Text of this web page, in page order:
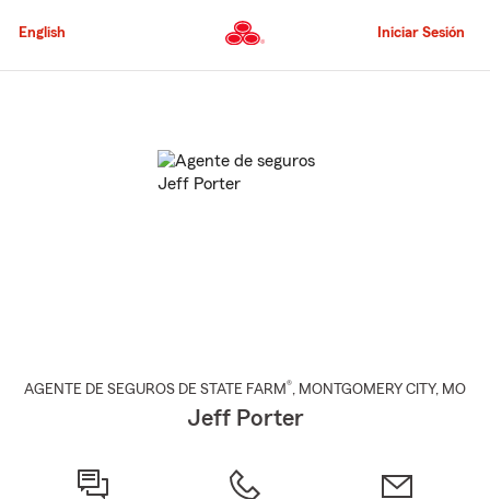
al
principal
English Iniciar Sesión
AGENTE DE SEGUROS DE STATE FARM®, MONTGOMERY CITY, MO
Jeff Porter